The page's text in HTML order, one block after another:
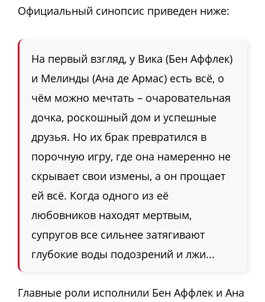
Официальный синопсис приведен ниже:
На первый взгляд, у Вика (Бен Аффлек)
и Мелинды (Ана де Армас) есть всё, о
чём можно мечтать – очаровательная
дочка, роскошный дом и успешные
друзья. Но их брак превратился в
порочную игру, где она намеренно не
скрывает свои измены, а он прощает
ей всё. Когда одного из её
любовников находят мертвым,
супругов все сильнее затягивают
глубокие воды подозрений и лжи...
Главные роли исполнили Бен Аффлек и Ана